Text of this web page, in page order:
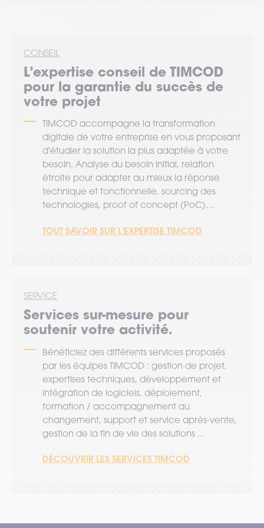
CONSEIL
L’expertise conseil de TIMCOD
pour la garantie du succès de
votre projet
TIMCOD accompagne la transformation
digitale de votre entreprise en vous proposant
d'étudier la solution la plus adaptée à votre
besoin. Analyse du besoin initial, relation
étroite pour adapter au mieux la réponse
technique et fonctionnelle, sourcing des
technologies, proof of concept (PoC)…
TOUT SAVOIR SUR L'EXPERTISE TIMCOD
SERVICE
Services sur-mesure pour
soutenir votre activité.
Bénéficiez des différents services proposés
par les équipes TIMCOD : gestion de projet,
expertises techniques, développement et
intégration de logiciels, déploiement,
formation / accompagnement au
changement, support et service après-vente,
gestion de la fin de vie des solutions ...
DÉCOUVRIR LES SERVICES TIMCOD